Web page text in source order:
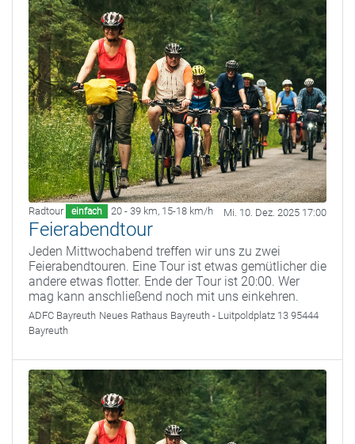
Radtour einfach 20 - 39 km, 15-18 km/h Mi. 10. Dez. 2025 17:00
Feierabendtour
Jeden Mittwochabend treffen wir uns zu zwei
Feierabendtouren. Eine Tour ist etwas gemütlicher die
andere etwas flotter. Ende der Tour ist 20:00. Wer
mag kann anschließend noch mit uns einkehren.
ADFC Bayreuth Neues Rathaus Bayreuth - Luitpoldplatz 13 95444
Bayreuth